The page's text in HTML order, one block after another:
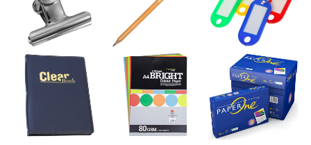
6cm
Noor 1500 6B
hiệu
Giấy bìa
Paperline A4 5
Giấy PaperOne
A4 80